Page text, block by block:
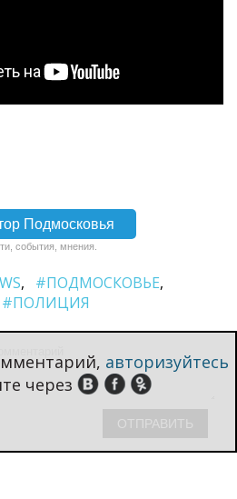
Подмосковья
события, мнения.
#ПОДМОСКОВЬЕ
#ПОЛИЦИЯ
авторизуйтесь
через